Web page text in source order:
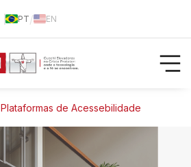
PT / EN
Plataformas de Acessebilidade